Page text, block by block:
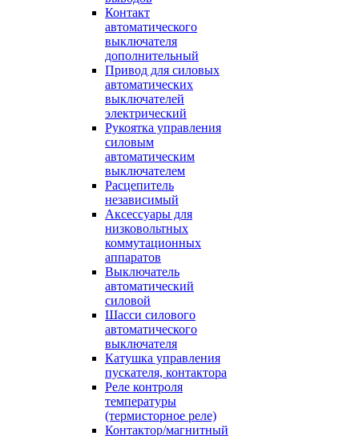
Контакт
автоматического
выключателя
дополнительный
Привод для силовых
автоматических
выключателей
электрический
Рукоятка управления
силовым
автоматическим
выключателем
Расцепитель
независимый
Аксессуары для
низковольтных
коммутационных
аппаратов
Выключатель
автоматический
силовой
Шасси силового
автоматического
выключателя
Катушка управления
пускателя, контактора
Реле контроля
температуры
(термисторное реле)
Контактор/магнитный